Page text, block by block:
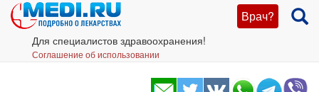
Врач?
Для специалистов здравоохранения!
Соглашение об использовании